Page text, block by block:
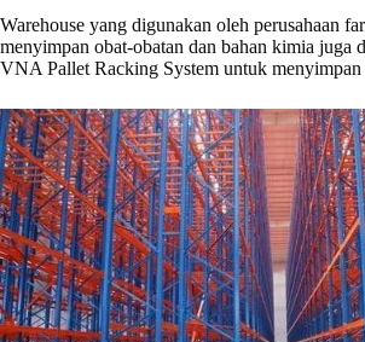
Warehouse yang digunakan oleh perusahaan
menyimpan obat-obatan dan bahan kimia juga
VNA Pallet Racking System untuk menyimpan